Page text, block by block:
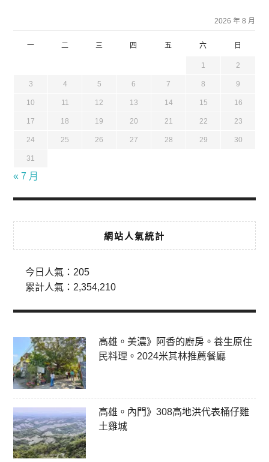
2026 年 8 月
一 二 三 四 五 六 日
1 2
3 4 5 6 7 8 9
10 11 12 13 14 15 16
17 18 19 20 21 22 23
24 25 26 27 28 29 30
31
« 7 月
網站人氣統計
今日人氣： 205
累計人氣： 2,354,210
高雄。美濃》阿香的廚房。養生原住
民料理。2024米其林推薦餐廳
高雄。內門》308高地洪代表桶仔雞
土雞城